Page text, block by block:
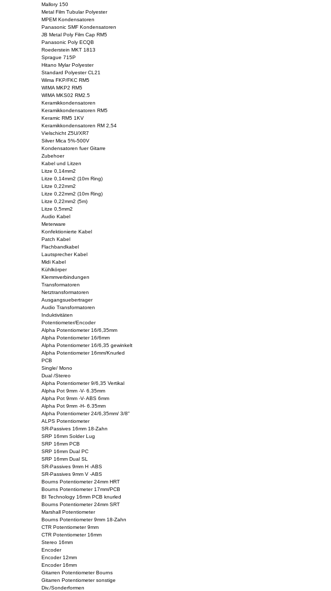
Mallory 150
Metal Film Tubular Polyester
MPEM Kondensatoren
Panasonic SMF Kondensatoren
JB Metal Poly Film Cap RM5
Panasonic Poly ECQB
Roederstein MKT 1813
Sprague 715P
Hitano Mylar Polyester
Standard Polyester CL21
Wima FKP/FKC RM5
WIMA MKP2 RM5
WIMA MKS02 RM2.5
Keramikkondensatoren
Keramikkondensatoren RM5
Keramic RM5 1KV
Keramikkondensatoren RM 2,54
Vielschicht Z5U/XR7
Silver Mica 5%-500V
Kondensatoren fuer Gitarre
Zubehoer
Kabel und Litzen
Litze 0,14mm2
Litze 0,14mm2 (10m Ring)
Litze 0,22mm2
Litze 0,22mm2 (10m Ring)
Litze 0,22mm2 (5m)
Litze 0,5mm2
Audio Kabel
Meterware
Konfektionierte Kabel
Patch Kabel
Flachbandkabel
Lautsprecher Kabel
Midi Kabel
Kühlkörper
Klemmverbindungen
Transformatoren
Netztransformatoren
Ausgangsuebertrager
Audio Transformatoren
Induktivitäten
Potentiometer/Encoder
Alpha Potentiometer 16/6,35mm
Alpha Potentiometer 16/6mm
Alpha Potentiometer 16/6,35 gewinkelt
Alpha Potentiometer 16mm/Knurled
PCB
Single/ Mono
Dual /Stereo
Alpha Potentiometer 9/6,35 Vertikal
Alpha Pot 9mm -V- 6.35mm
Alpha Pot 9mm -V- ABS 6mm
Alpha Pot 9mm -H- 6.35mm
Alpha Potentiometer 24/6,35mm/ 3/8"
ALPS Potentiometer
SR-Passives 16mm 18-Zahn
SRP 16mm Solder Lug
SRP 16mm PCB
SRP 16mm Dual PC
SRP 16mm Dual SL
SR-Passives 9mm H -ABS
SR-Passives 9mm V -ABS
Bourns Potentiometer 24mm HRT
Bourns Potentiometer 17mm/PCB
BI Technology 16mm PCB knurled
Bourns Potentiometer 24mm SRT
Marshall Potentiometer
Bourns Potentiometer 9mm 18-Zahn
CTR Potentiometer 9mm
CTR Potentiometer 16mm
Stereo 16mm
Encoder
Encoder 12mm
Encoder 16mm
Gitarren Potentiometer Bourns
Gitarren Potentiometer sonstige
Div./Sonderformen